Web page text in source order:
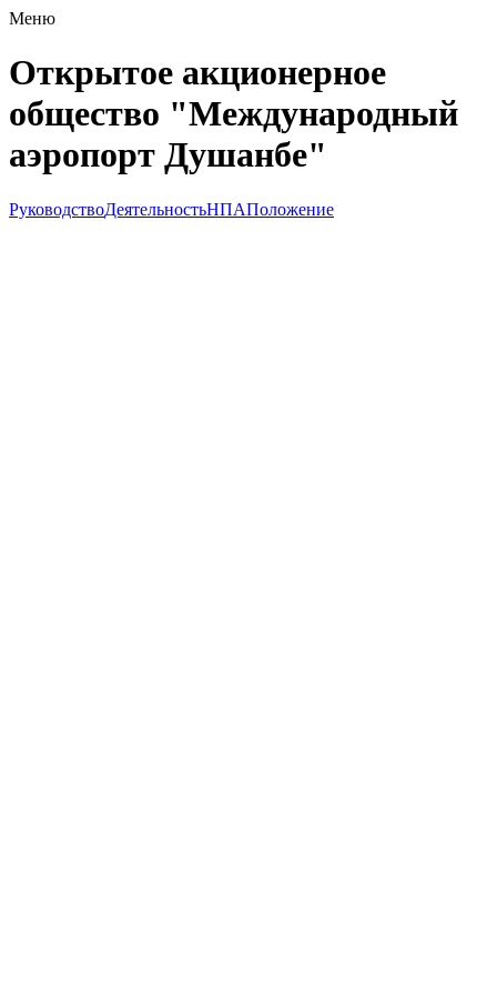
Меню
Открытое акционерное
общество "Международный
аэропорт Душанбе"
РуководствоДеятельностьНПАПоложение